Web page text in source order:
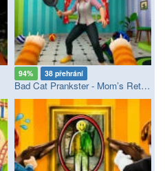
94% 38 přehrání
Bad Cat Prankster - Mom’s Return